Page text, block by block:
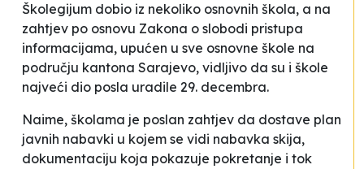
Školegijum dobio iz nekoliko osnovnih škola, a na
zahtjev po osnovu Zakona o slobodi pristupa
informacijama, upućen u sve osnovne škole na
području kantona Sarajevo, vidljivo da su i škole
najveći dio posla uradile 29. decembra.
Naime, školama je poslan zahtjev da dostave plan
javnih nabavki u kojem se vidi nabavka skija,
dokumentaciju koja pokazuje pokretanje i tok